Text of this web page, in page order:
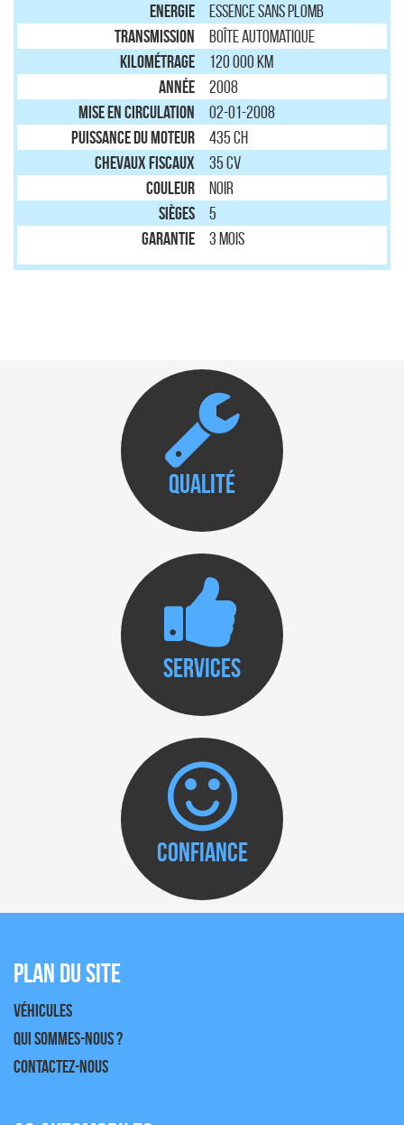
Energie
Essence sans plomb
Transmission
Boîte automatique
Kilométrage
120 000 km
Année
2008
Mise en circulation
02-01-2008
Puissance du moteur
435 ch
Chevaux Fiscaux
35 CV
Couleur
NOIR
Sièges
5
Garantie
3 mois
Qualité
Services
Confiance
Plan du site
Véhicules
Qui sommes-nous ?
Contactez-nous